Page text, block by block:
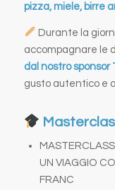
pizza, miele, birre
Durante la
accompagnare le
dal nostro sponsor
gusto autentico e
UN VIAGGIO
FRANC